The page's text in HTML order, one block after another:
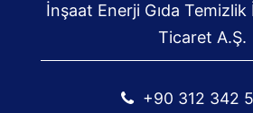
İnşaat Enerji Gıda
Ticaret A.Ş.
+90 312 342